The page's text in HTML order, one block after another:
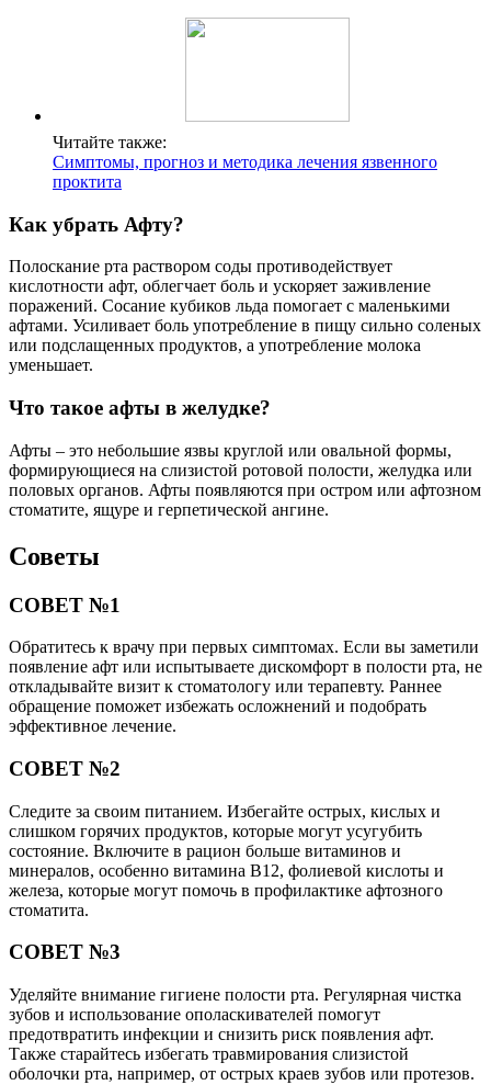
Читайте также:
Симптомы, прогноз и методика лечения язвенного
проктита
Как убрать Афту?
Полоскание рта раствором соды противодействует
кислотности афт, облегчает боль и ускоряет заживление
поражений. Сосание кубиков льда помогает с маленькими
афтами. Усиливает боль употребление в пищу сильно соленых
или подслащенных продуктов, а употребление молока
уменьшает.
Что такое афты в желудке?
Афты – это небольшие язвы круглой или овальной формы,
формирующиеся на слизистой ротовой полости, желудка или
половых органов. Афты появляются при остром или афтозном
стоматите, ящуре и герпетической ангине.
Советы
СОВЕТ №1
Обратитесь к врачу при первых симптомах. Если вы заметили
появление афт или испытываете дискомфорт в полости рта, не
откладывайте визит к стоматологу или терапевту. Раннее
обращение поможет избежать осложнений и подобрать
эффективное лечение.
СОВЕТ №2
Следите за своим питанием. Избегайте острых, кислых и
слишком горячих продуктов, которые могут усугубить
состояние. Включите в рацион больше витаминов и
минералов, особенно витамина B12, фолиевой кислоты и
железа, которые могут помочь в профилактике афтозного
стоматита.
СОВЕТ №3
Уделяйте внимание гигиене полости рта. Регулярная чистка
зубов и использование ополаскивателей помогут
предотвратить инфекции и снизить риск появления афт.
Также старайтесь избегать травмирования слизистой
оболочки рта, например, от острых краев зубов или протезов.